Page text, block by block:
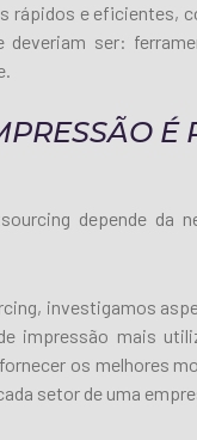
rápidos e eficientes,
ser:
É
depende da
investigamos
impressão mais
os melhores
setor de uma